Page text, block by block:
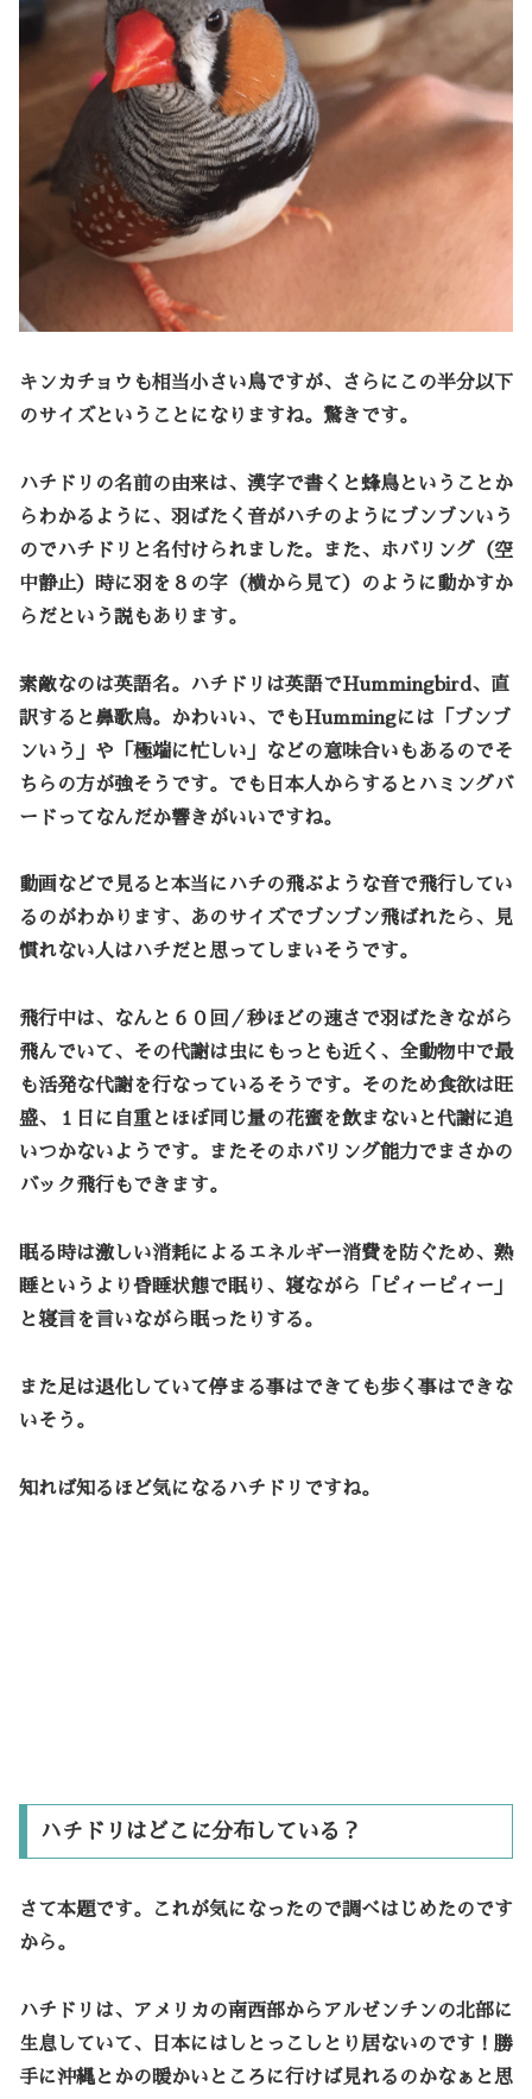
キンカチョウも相当小さい鳥ですが、さらにこの半分以下
のサイズということになりますね。驚きです。
ハチドリの名前の由来は、漢字で書くと蜂鳥ということか
らわかるように、 羽ばたく音がハチのようにブンブンいう
のでハチドリと名付けられました。また、ホバリング（空
中静止）時に羽を ８の字 （横から見て）のように動かすか
らだという説もあります。
素敵なのは英語名。ハチドリは英語でHummingbird、直
訳すると鼻歌鳥。かわいい、でもHummingには「ブンブ
ンいう」や「極端に忙しい」などの意味合いもあるのでそ
ちらの方が強そうです。でも日本人からするとハミングバ
ードってなんだか響きがいいですね。
動画などで見ると本当にハチの飛ぶような音で飛行してい
るのがわかります、あのサイズでブンブン飛ばれたら、見
慣れない人はハチだと思ってしまいそうです。
飛行中は、なんと ６０回／秒ほどの速さで羽ばたきながら
飛んでいて、その代謝は虫にもっとも近く、全動物中で最
も活発な代謝を行なっているそうです。そのため食欲は旺
盛、１日に自重とほぼ同じ量の花蜜を飲まないと代謝に追
いつかないようです。またそのホバリング能力でまさかの
バック飛行もできます。
眠る時は激しい消耗によるエネルギー消費を防ぐため、熟
睡というより昏睡状態で眠り、寝ながら「ピィーピィー」
と寝言を言いながら眠ったりする。
また足は退化していて停まる事はできても歩く事はできな
いそう。
知れば知るほど気になるハチドリですね。
ハチドリはどこに分布している？
さて本題です。これが気になったので調べはじめたのです
から。
ハチドリは、
アメリカの南西部からアルゼンチンの北部に
生息 していて、日本にはしとっこしとり居ないのです！勝
手に沖縄とかの暖かいところに行けば見れるのかなぁと思